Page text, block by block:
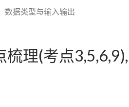
数据类型与输入输出
梳理(考点3,5,6,9),